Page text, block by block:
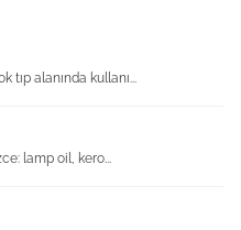
tıp alanında kullanı...
lamp oil, kero...